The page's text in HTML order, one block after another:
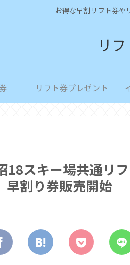
お得な早割リフト券や
リ
リフト券プレゼント
18スキー場共通リ
早割り券販売開始